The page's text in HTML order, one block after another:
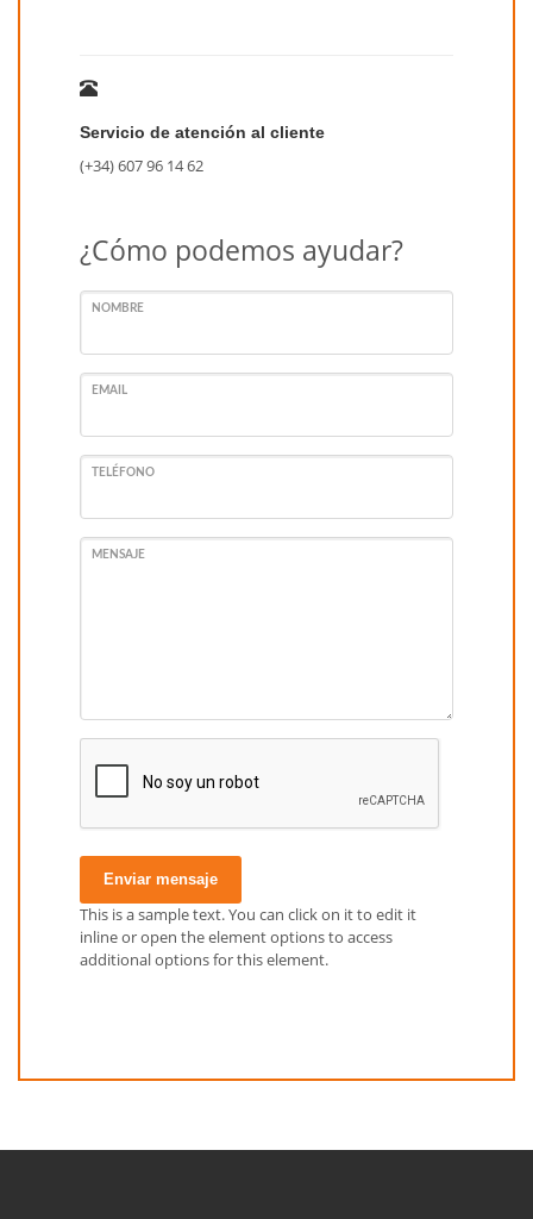
Servicio de atención al cliente
(+34) 607 96 14 62
¿Cómo podemos ayudar?
NOMBRE
EMAIL
TELÉFONO
MENSAJE
Enviar mensaje
This is a sample text. You can click on it to edit it
inline or open the element options to access
additional options for this element.